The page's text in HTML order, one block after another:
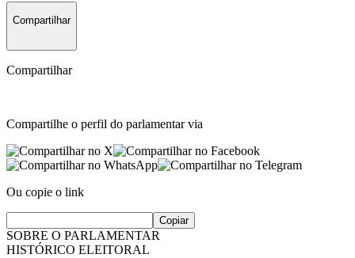
Compartilhar
Compartilhar
Compartilhe o perfil do parlamentar via
Ou copie o link
Copiar
SOBRE O PARLAMENTAR
HISTÓRICO ELEITORAL